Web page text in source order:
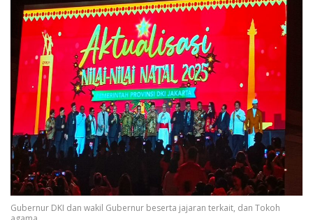
Gubernur DKI dan wakil Gubernur beserta jajaran terkait, dan Tokoh